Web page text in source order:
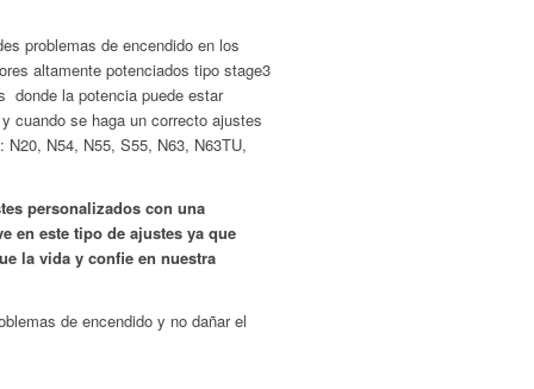
problemas de encendido en los
altamente potenciados tipo stage3
donde la potencia puede estar
cuando se haga un correcto ajustes
N54, N55, S55, N63, N63TU,
personalizados con una
en este tipo de ajustes ya que
la vida y confie en nuestra
de encendido y no dañar el